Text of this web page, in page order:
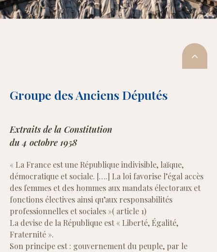
Groupe des Anciens Députés
Extraits de la Constitution
du 4 octobre 1958
« La France est une République indivisible, laïque,
démocratique et sociale. [….] La loi favorise l’égal accès
des femmes et des hommes aux mandats électoraux et
fonctions électives ainsi qu’aux responsabilités
professionnelles et sociales »( article 1)
La devise de la République est « Liberté, Égalité,
Fraternité ».
Son principe est : gouvernement du peuple, par le